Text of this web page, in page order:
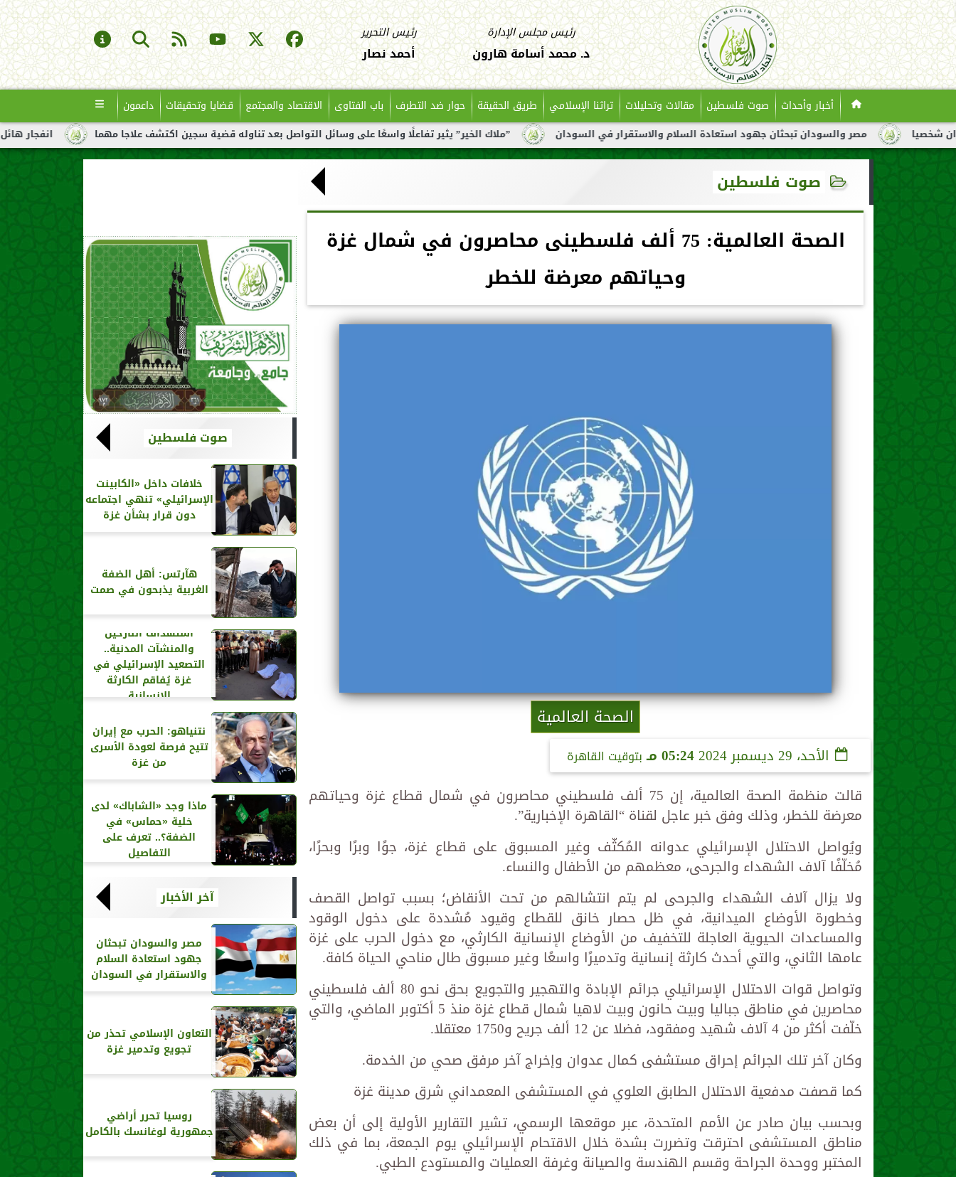
رئيس مجلس الإدارة
د. محمد أسامة هارون
رئيس التحرير
أحمد نصار
أخبار وأحداث صوت فلسطين مقالات وتحليلات تراثنا الإسلامي طريق الحقيقة حوار ضد التطرف باب الفتاوى الاقتصاد والمجتمع قضايا وتحقيقات داعمون
انفجار هائل لناقلة نفط ”ملاك الخير” يثير تفاعلًا واسعًا على وسائل التواصل بعد تناوله قضية سجين اكتشف علاجا مهما مصر والسودان تبحثان جهود استعادة السلام والاستقرار في السودان
صوت فلسطين
الصحة العالمية: 75 ألف فلسطينى محاصرون في شمال غزة
وحياتهم معرضة للخطر
الصحة العالمية
الأحد، 29 ديسمبر 2024 05:24 مـ بتوقيت القاهرة
قالت منظمة الصحة العالمية، إن 75 ألف فلسطيني محاصرون في شمال قطاع غزة وحياتهم
معرضة للخطر، وذلك وفق خبر عاجل لقناة “القاهرة الإخبارية”.
ويُواصل الاحتلال الإسرائيلي عدوانه المُكثّف وغير المسبوق على قطاع غزة، جوًا وبرًا وبحرًا،
مُخلّفًا آلاف الشهداء والجرحى، معظمهم من الأطفال والنساء.
ولا يزال آلاف الشهداء والجرحى لم يتم انتشالهم من تحت الأنقاض؛ بسبب تواصل القصف
وخطورة الأوضاع الميدانية، في ظل حصار خانق للقطاع وقيود مُشددة على دخول الوقود
والمساعدات الحيوية العاجلة للتخفيف من الأوضاع الإنسانية الكارثي، مع دخول الحرب على غزة
عامها الثاني، والتي أحدث كارثة إنسانية وتدميرًا واسعًا وغير مسبوق طال مناحي الحياة كافة.
وتواصل قوات الاحتلال الإسرائيلي جرائم الإبادة والتهجير والتجويع بحق نحو 80 ألف فلسطيني
محاصرين في مناطق جباليا وبيت حانون وبيت لاهيا شمال قطاع غزة منذ 5 أكتوبر الماضي، والتي
خلّفت أكثر من 4 آلاف شهيد ومفقود، فضلا عن 12 ألف جريح و1750 معتقلا.
وكان آخر تلك الجرائم إحراق مستشفى كمال عدوان وإخراج آخر مرفق صحي من الخدمة.
كما قصفت مدفعية الاحتلال الطابق العلوي في المستشفى المعمداني شرق مدينة غزة
وبحسب بيان صادر عن الأمم المتحدة، عبر موقعها الرسمي، تشير التقارير الأولية إلى أن بعض
مناطق المستشفى احترقت وتضررت بشدة خلال الاقتحام الإسرائيلي يوم الجمعة، بما في ذلك
المختبر ووحدة الجراحة وقسم الهندسة والصيانة وغرفة العمليات والمستودع الطبي.
صوت فلسطين
خلافات داخل «الكابينت
الإسرائيلي» تنهي اجتماعه
دون قرار بشأن غزة
هآرتس: أهل الضفة
الغربية يذبحون في صمت
استهداف النازحين
والمنشآت المدنية..
التصعيد الإسرائيلي في
غزة يُفاقم الكارثة
الإنسانية
نتنياهو: الحرب مع إيران
تتيح فرصة لعودة الأسرى
من غزة
ماذا وجد «الشاباك» لدى
خلية «حماس» في
الضفة؟.. تعرف على
التفاصيل
آخر الأخبار
مصر والسودان تبحثان
جهود استعادة السلام
والاستقرار في السودان
التعاون الإسلامي تحذر من
تجويع وتدمير غزة
روسيا تحرر أراضي
جمهورية لوغانسك بالكامل